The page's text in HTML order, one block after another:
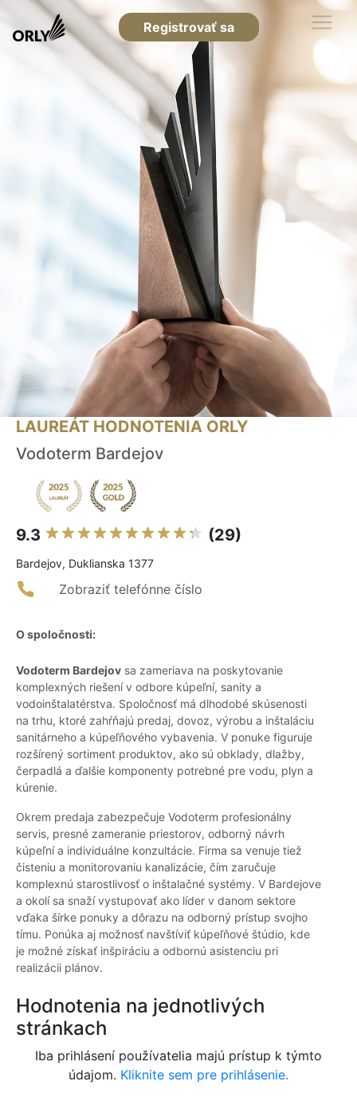
Registrovať sa
LAUREÁT HODNOTENIA ORLY
Vodoterm Bardejov
9.3 (29)
Bardejov, Duklianska 1377
Zobraziť telefónne číslo
O spoločnosti:
Vodoterm Bardejov sa zameriava na poskytovanie
komplexných riešení v odbore kúpeľní, sanity a
vodoinštalatérstva. Spoločnosť má dlhodobé skúsenosti
na trhu, ktoré zahŕňajú predaj, dovoz, výrobu a inštaláciu
sanitárneho a kúpeľňového vybavenia. V ponuke figuruje
rozšírený sortiment produktov, ako sú obklady, dlažby,
čerpadlá a ďalšie komponenty potrebné pre vodu, plyn a
kúrenie.
Okrem predaja zabezpečuje Vodoterm profesionálny
servis, presné zameranie priestorov, odborný návrh
kúpeľní a individuálne konzultácie. Firma sa venuje tiež
čisteniu a monitorovaniu kanalizácie, čím zaručuje
komplexnú starostlivosť o inštalačné systémy. V Bardejove
a okolí sa snaží vystupovať ako líder v danom sektore
vďaka šírke ponuky a dôrazu na odborný prístup svojho
tímu. Ponúka aj možnosť navštíviť kúpeľňové štúdio, kde
je možné získať inšpiráciu a odbornú asistenciu pri
realizácii plánov.
Hodnotenia na jednotlivých
stránkach
Iba prihlásení používatelia majú prístup k týmto
údajom. Kliknite sem pre prihlásenie.